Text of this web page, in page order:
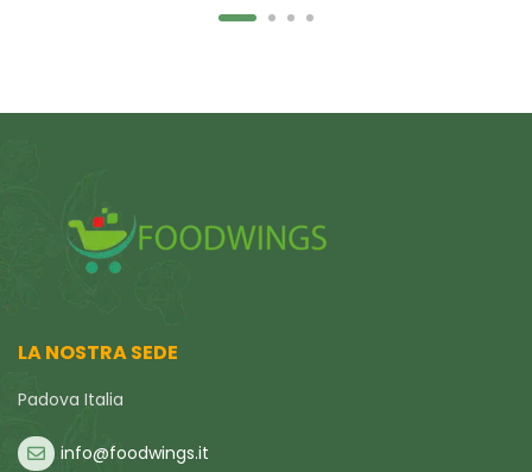
LA NOSTRA SEDE
Padova Italia
info@foodwings.it